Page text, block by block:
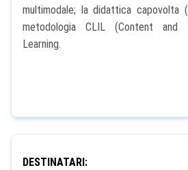
multimodale; la didattica capovolta
metodologia CLIL (Content and
Learning.
DESTINATARI: